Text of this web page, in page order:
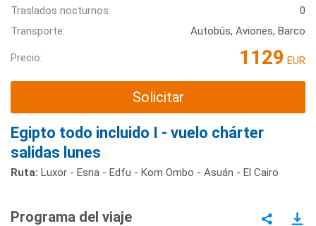
Traslados nocturnos:
0
Transporte:
Autobús, Aviones, Barco
Precio: 1129 EUR
Solicitar
Egipto todo incluido I - vuelo chárter
salidas lunes
Ruta: Luxor - Esna - Edfu - Kom Ombo - Asuán - El Cairo
Programa del viaje